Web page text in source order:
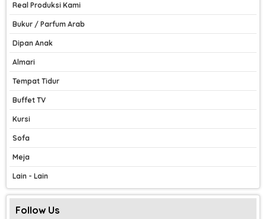
Real Produksi Kami
Bukur / Parfum Arab
Dipan Anak
Almari
Tempat Tidur
Buffet TV
Kursi
Sofa
Meja
Lain - Lain
Follow Us